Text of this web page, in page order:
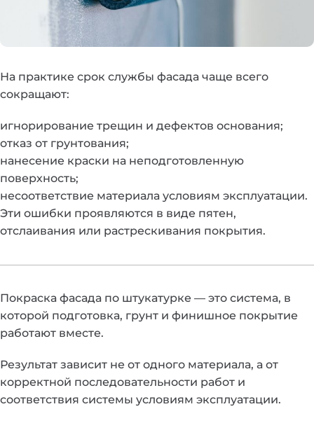
На практике срок службы фасада чаще всего
сокращают:
игнорирование трещин и дефектов основания;
отказ от грунтования;
нанесение краски на неподготовленную
поверхность;
несоответствие материала условиям эксплуатации.
Эти ошибки проявляются в виде пятен,
отслаивания или растрескивания покрытия.
Покраска фасада по штукатурке — это система, в
которой подготовка, грунт и финишное покрытие
работают вместе.
Результат зависит не от одного материала, а от
корректной последовательности работ и
соответствия системы условиям эксплуатации.